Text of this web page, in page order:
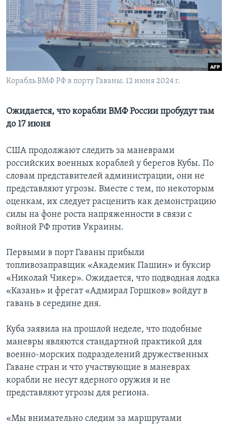
Learning English
СОЦИАЛЬНЫЕ СЕТИ
Корабль ВМФ РФ в порту Гаваны. 12 июня 2024 г.
Ожидается, что корабли ВМФ России пробудут там
до 17 июня
США продолжают следить за маневрами
российских военных кораблей у берегов Кубы. По
словам представителей администрации, они не
представляют угрозы. Вместе с тем, по некоторым
оценкам, их следует расценить как демонстрацию
силы на фоне роста напряженности в связи с
войной РФ против Украины.
Первыми в порт Гаваны прибыли
топливозаправщик «Академик Пашин» и буксир
«Николай Чикер». Ожидается, что подводная лодка
«Казань» и фрегат «Адмирал Горшков» войдут в
гавань в середине дня.
Куба заявила на прошлой неделе, что подобные
маневры являются стандартной практикой для
военно-морских подразделений дружественных
Гаване стран и что участвующие в маневрах
корабли не несут ядерного оружия и не
представляют угрозы для региона.
«Мы внимательно следим за маршрутами